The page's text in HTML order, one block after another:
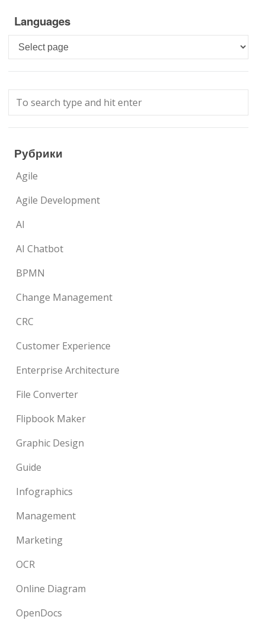
Languages
Languages
Рубрики
Agile
Agile Development
AI
AI Chatbot
BPMN
Change Management
CRC
Customer Experience
Enterprise Architecture
File Converter
Flipbook Maker
Graphic Design
Guide
Infographics
Management
Marketing
OCR
Online Diagram
OpenDocs